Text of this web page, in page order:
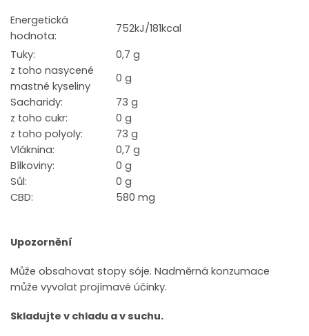
Energetická
hodnota:
752kJ/181kcal
Tuky:
0,7 g
z toho nasycené
mastné kyseliny
0 g
Sacharidy:
73 g
z toho cukr:
0 g
z toho polyoly:
73 g
Vláknina:
0,7 g
Bílkoviny:
0 g
Sůl:
0 g
CBD:
580 mg
Upozornění
Může obsahovat stopy sóje. Nadměrná konzumace
může vyvolat projímavé účinky.
Skladujte v chladu a v suchu.